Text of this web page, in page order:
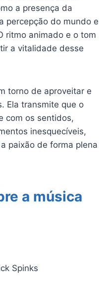
a presença da
percepção do mundo e
ritmo animado e o tom
a vitalidade desse
torno de aproveitar e
Ela transmite que o
com os sentidos,
inesquecíveis,
paixão de forma plena
a música
Spinks